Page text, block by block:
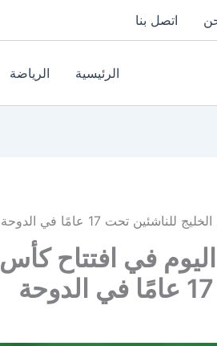
اتصل بنا
الرئيسية الرياضة
تحت 17 عامًا في الدوحة
في افتتاح كأس